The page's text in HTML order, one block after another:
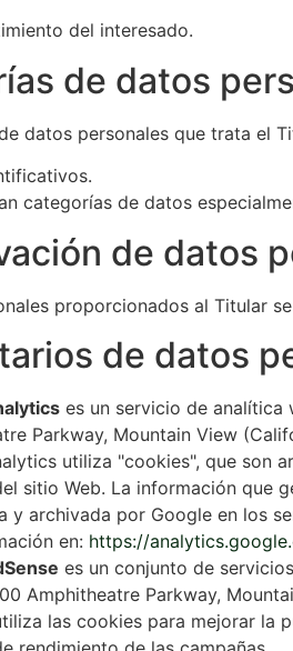
del interesado.
de datos
datos personales que trata el
categorías de datos
de datos
proporcionados al Titular
de datos
es un servicio de analítica
Parkway, Mountain View
utiliza "cookies", que son
sitio Web. La información que
y archivada por Google en los
en: https://
es un conjunto de
Amphitheatre Parkway,
las cookies para mejorar la